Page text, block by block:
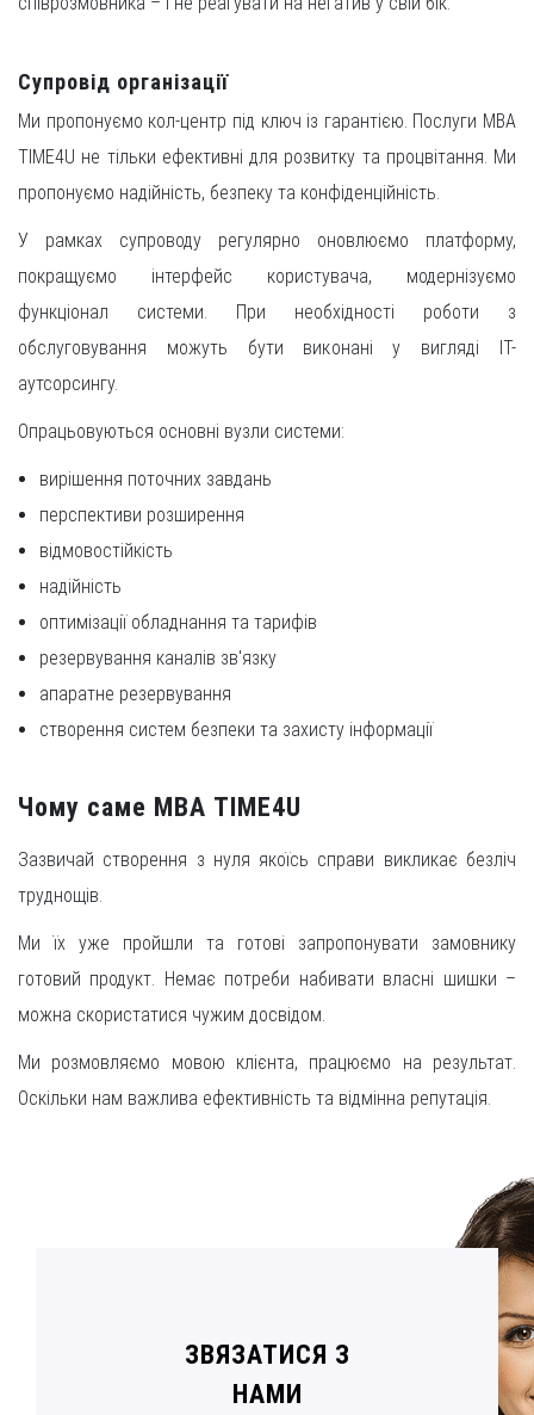
Супровід організації
Ми пропонуємо кол-центр під ключ із гарантією. Послуги МВА
TIME4U не тільки ефективні для розвитку та процвітання. Ми
пропонуємо надійність, безпеку та конфіденційність.
У рамках супроводу регулярно оновлюємо платформу,
покращуємо інтерфейс користувача, модернізуємо
функціонал системи. При необхідності роботи з
обслуговування можуть бути виконані у вигляді IT-
аутсорсингу.
Опрацьовуються основні вузли системи:
вирішення поточних завдань
перспективи розширення
відмовостійкість
надійність
оптимізації обладнання та тарифів
резервування каналів зв'язку
апаратне резервування
створення систем безпеки та захисту інформації
Чому саме МВА TIME4U
Зазвичай створення з нуля якоїсь справи викликає безліч
труднощів.
Ми їх уже пройшли та готові запропонувати замовнику
готовий продукт. Немає потреби набивати власні шишки –
можна скористатися чужим досвідом.
Ми розмовляємо мовою клієнта, працюємо на результат.
Оскільки нам важлива ефективність та відмінна репутація.
ЗВЯЗАТИСЯ З
НАМИ